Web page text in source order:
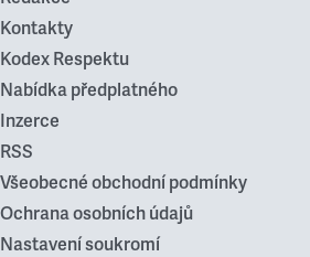
Kontakty
Kodex Respektu
Nabídka předplatného
Inzerce
RSS
Všeobecné obchodní podmínky
Ochrana osobních údajů
Nastavení soukromí